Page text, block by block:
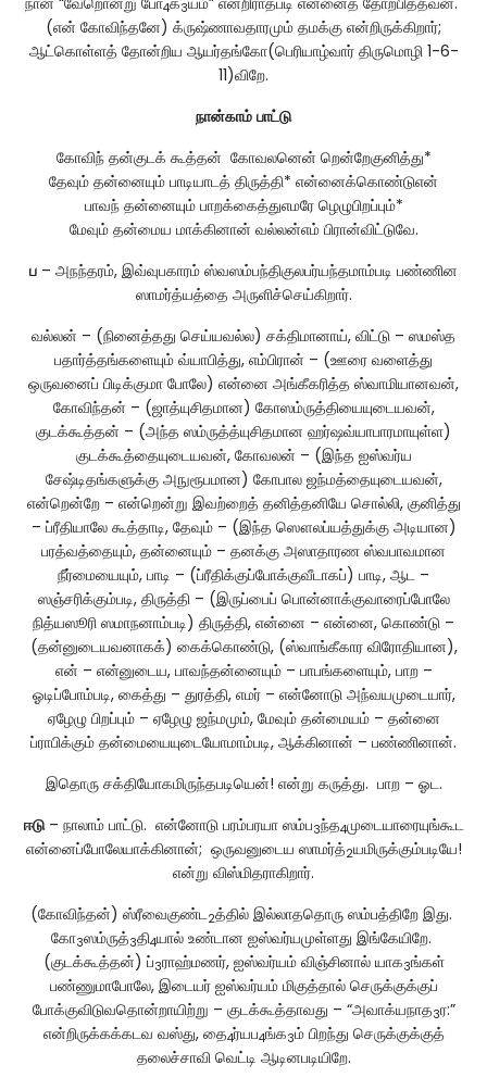
4 3
(என் கோவிந்தனே) க்ருஷ்ணாவதாரமும் தமக்கு என்றிருக்கிறார்;
ஆட்கொள்ளத் தோன்றிய ஆயர்தங்கோ(பெரியாழ்வார் திருமொழி 1-6-
11)விறே.
நான்காம் பாட்டு
கோவிந் தன்குடக் கூத்தன் கோவலனென் றென்றேகுனித்து*
தேவும் தன்னையும் பாடியாடத் திருத்தி* என்னைக்கொண்டுஎன்
பாவந் தன்னையும் பாறக்கைத்துஎமரே ழெழுபிறப்பும்*
மேவும் தன்மைய மாக்கினான் வல்லன்எம் பிரான்விட்டுவே.
ப – அநந்தரம், இவ்வுபகாரம் ஸ்வஸம்பந்திகுலபர்யந்தமாம்படி பண்ணின
ஸாமர்த்யத்தை அருளிச்செய்கிறார்.
வல்லன் – (நினைத்தது செய்யவல்ல) சக்திமானாய், விட்டு – ஸமஸ்த
பதார்த்தங்களையும் வ்யாபித்து, எம்பிரான் – (ஊரை வளைத்து
ஒருவனைப் பிடிக்குமா போலே) என்னை அங்கீகரித்த ஸ்வாமியானவன்,
கோவிந்தன் – (ஜாத்யுசிதமான) கோஸம்ருத்தியையுடையவன்,
குடக்கூத்தன் – (அந்த ஸம்ருத்த்யுசிதமான ஹர்ஷவ்யாபாரமாயுள்ள)
குடக்கூத்தையுடையவன், கோவலன் – (இந்த ஐஸ்வர்ய
சேஷ்டிதங்களுக்கு அநுரூபமான) கோபால ஜந்மத்தையுடையவன்,
என்றென்றே – என்றென்று இவற்றைத் தனித்தனியே சொல்லி, குனித்து
– ப்ரீதியாலே கூத்தாடி, தேவும் – (இந்த ஸௌலப்யத்துக்கு அடியான)
பரத்வத்தையும், தன்னையும் – தனக்கு அஸாதாரண ஸ்வபாவமான
நீர்மையையும், பாடி – (ப்ரீதிக்குப்போக்குவீடாகப்) பாடி, ஆட –
ஸஞ்சரிக்கும்படி, திருத்தி – (இருப்பைப் பொன்னாக்குவாரைப்போலே
நித்யஸூரி ஸமாநனாம்படி) திருத்தி, என்னை – என்னை, கொண்டு –
(தன்னுடையவனாகக்) கைக்கொண்டு, (ஸ்வாங்கீகார விரோதியான),
என் – என்னுடைய, பாவந்தன்னையும் – பாபங்களையும், பாற –
ஓடிப்போம்படி, கைத்து – துரத்தி, எமர் – என்னோடு அந்வயமுடையார்,
ஏழேழு பிறப்பும் – ஏழேழு ஜந்மமும், மேவும் தன்மையம் – தன்னை
ப்ராபிக்கும் தன்மையையுடையோமாம்படி, ஆக்கினான் – பண்ணினான்.
இதொரு சக்தியோகமிருந்தபடியென்! என்று கருத்து. பாற – ஓட.
ஈடு– நாலாம் பாட்டு. என்னோடு பரம்பரயா ஸம்ப3ந்த4முடையாரையுங்கூட
என்னைப்போலேயாக்கினான்; ஒருவனுடைய ஸாமர்த்2யமிருக்கும்படியே!
என்று விஸ்மிதராகிறார்.
(கோவிந்தன்) ஸ்ரீவைகுண்ட2த்தில் இல்லாததொரு ஸம்பத்திறே இது.
கோ3ஸம்ருத்3தி4யால் உண்டான ஐஸ்வர்யமுள்ளது இங்கேயிறே.
(குடக்கூத்தன்) ப்3ராஹ்மணர், ஐஸ்வர்யம் விஞ்சினால் யாக3ங்கள்
பண்ணுமாபோலே, இடையர் ஐஸ்வர்யம் மிகுத்தால் செருக்குக்குப்
போக்குவிடுவதொன்றாயிற்று – குடக்கூத்தாவது – “அவாக்யநாத3ர:”
என்றிருக்கக்கடவ வஸ்து, தை4ர்யப4ங்க3ம் பிறந்து செருக்குக்குத்
தலைச்சாவி வெட்டி ஆடினபடியிறே.